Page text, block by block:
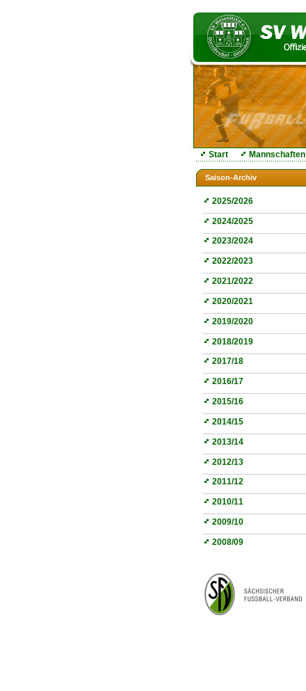
Start Mannschaften
Saison-Archiv
2025/2026
2024/2025
2023/2024
2022/2023
2021/2022
2020/2021
2019/2020
2018/2019
2017/18
2016/17
2015/16
2014/15
2013/14
2012/13
2011/12
2010/11
2009/10
2008/09